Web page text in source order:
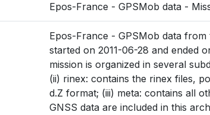
Epos-France - GPSMob data -
Epos-France - GPSMob data from
started on 2011-06-28 and ended
mission is organized in several
(ii) rinex: contains the rinex files,
d.Z format; (iii) meta: contains all
GNSS data are included in this